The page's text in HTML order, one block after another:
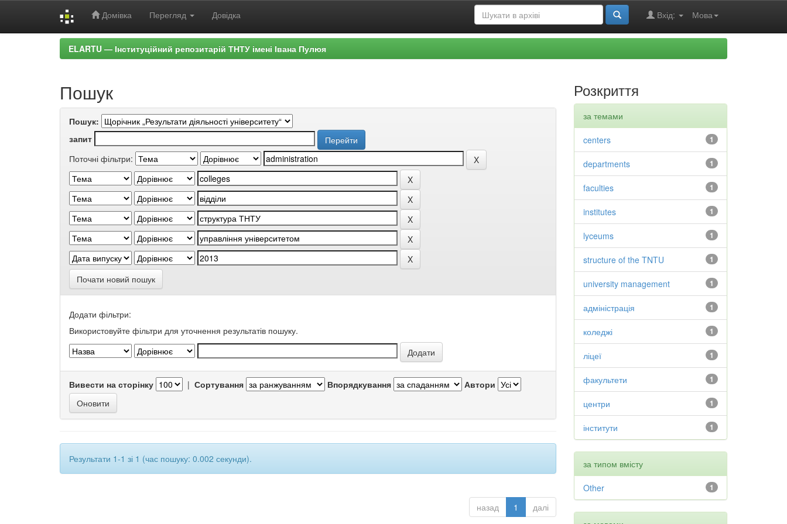
Домівка Перегляд Довідка Мова
Вхід:
ELARTU — Інституційний репозитарій ТНТУ імені Івана Пулюя
Пошук
Пошук:
запит
Поточні фільтри:
Почати новий пошук
Додати фільтри:
Використовуйте фільтри для уточнення результатів пошуку.
Вивести на сторінку | Сортування Впорядкування Автори
Результати 1-1 зі 1 (час пошуку: 0.002 секунди).
назад 1 далі
Розкриття
за темами
1
centers
1
departments
1
faculties
1
institutes
1
lyceums
1
structure of the TNTU
1
university management
1
адміністрація
1
коледжі
1
ліцеї
1
факультети
1
центри
1
інститути
за типом вмісту
1
Other